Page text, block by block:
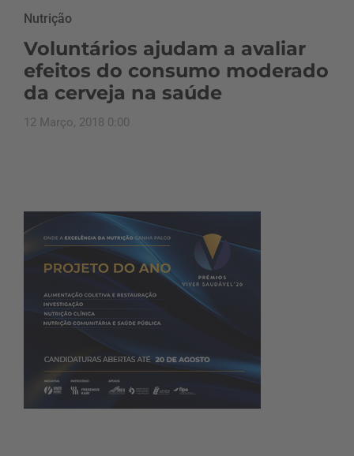
Nutrição
Voluntários ajudam a avaliar
efeitos do consumo moderado
da cerveja na saúde
12 Março, 2018 0:00